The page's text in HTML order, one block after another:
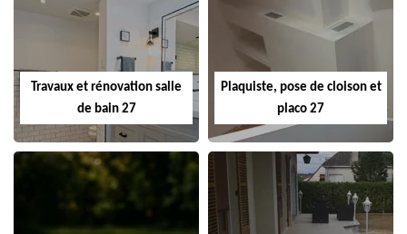
Travaux et rénovation salle
de bain 27
Plaquiste, pose de cloison et
placo 27